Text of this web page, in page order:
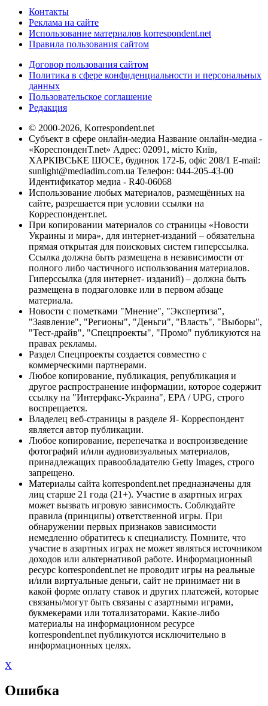
Контакты
Реклама на сайте
Использование материалов korrespondent.net
Правила пользования сайтом
Договор пользования сайтом
Политика в сфере конфиденциальности и персональных
данных
Пользовательское соглашение
Редакция
© 2000-2026, Korrespondent.net
Субъект в сфере онлайн-медиа Название онлайн-медиа -
«КореспонденТ.net» Адрес: 02091, місто Київ,
ХАРКІВСЬКЕ ШОСЕ, будинок 172-Б, офіс 208/1 E-mail:
sunlight@mediadim.com.ua Телефон: 044-205-43-00
Идентификатор медиа - R40-06068
Использование любых материалов, размещённых на
сайте, разрешается при условии ссылки на
Корреспондент.net.
При копировании материалов со страницы «Новости
Украины и мира», для интернет-изданий – обязательна
прямая открытая для поисковых систем гиперссылка.
Ссылка должна быть размещена в независимости от
полного либо частичного использования материалов.
Гиперссылка (для интернет- изданий) – должна быть
размещена в подзаголовке или в первом абзаце
материала.
Новости с пометками "Мнение", "Экспертиза",
"Заявление", "Регионы", "Деньги", "Власть", "Выборы",
"Тест-драйв", "Спецпроекты", "Промо" публикуются на
правах рекламы.
Раздел Спецпроекты создается совместно с
коммерческими партнерами.
Любое копирование, публикация, републикация и
другое распространение информации, которое содержит
ссылку на "Интерфакс-Украина", EPA / UPG, строго
воспрещается.
Владелец веб-страницы в разделе Я- Корреспондент
является автор публикации.
Любое копирование, перепечатка и воспроизведение
фотографий и/или аудиовизуальных материалов,
принадлежащих правообладателю Getty Images, строго
запрещено.
Материалы сайта korrespondent.net предназначены для
лиц старше 21 года (21+). Участие в азартных играх
может вызвать игровую зависимость. Соблюдайте
правила (принципы) ответственной игры. При
обнаружении первых признаков зависимости
немедленно обратитесь к специалисту. Помните, что
участие в азартных играх не может являться источником
доходов или альтернативой работе. Информационный
ресурс korrespondent.net не проводит игры на реальные
и/или виртуальные деньги, сайт не принимает ни в
какой форме оплату ставок и других платежей, которые
связаны/могут быть связаны с азартными играми,
букмекерами или тотализаторами. Какие-либо
материалы на информационном ресурсе
korrespondent.net публикуются исключительно в
информационных целях.
X
Ошибка